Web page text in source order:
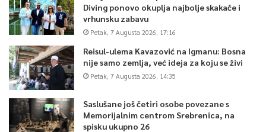
Diving ponovo okuplja najbolje skakače i
vrhunsku zabavu
Petak, 7 Augusta 2026, 17:16
Reisul-ulema Kavazović na Igmanu: Bosna
nije samo zemlja, već ideja za koju se živi
Petak, 7 Augusta 2026, 14:35
Saslušane još četiri osobe povezane s
Memorijalnim centrom Srebrenica, na
spisku ukupno 26